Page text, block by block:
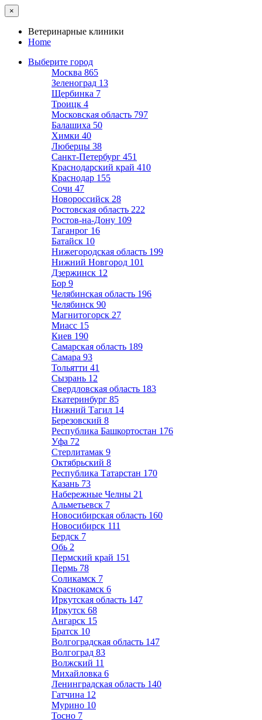
×
Ветеринарные клиники
Home
Выберите город
Москва 865
Зеленоград 13
Щербинка 7
Троицк 4
Московская область 797
Балашиха 50
Химки 40
Люберцы 38
Санкт-Петербург 451
Краснодарский край 410
Краснодар 155
Сочи 47
Новороссийск 28
Ростовская область 222
Ростов-на-Дону 109
Таганрог 16
Батайск 10
Нижегородская область 199
Нижний Новгород 101
Дзержинск 12
Бор 9
Челябинская область 196
Челябинск 90
Магнитогорск 27
Миасс 15
Киев 190
Самарская область 189
Самара 93
Тольятти 41
Сызрань 12
Свердловская область 183
Екатеринбург 85
Нижний Тагил 14
Березовский 8
Республика Башкортостан 176
Уфа 72
Стерлитамак 9
Октябрьский 8
Республика Татарстан 170
Казань 73
Набережные Челны 21
Альметьевск 7
Новосибирская область 160
Новосибирск 111
Бердск 7
Обь 2
Пермский край 151
Пермь 78
Соликамск 7
Краснокамск 6
Иркутская область 147
Иркутск 68
Ангарск 15
Братск 10
Волгоградская область 147
Волгоград 83
Волжский 11
Михайловка 6
Ленинградская область 140
Гатчина 12
Мурино 10
Тосно 7